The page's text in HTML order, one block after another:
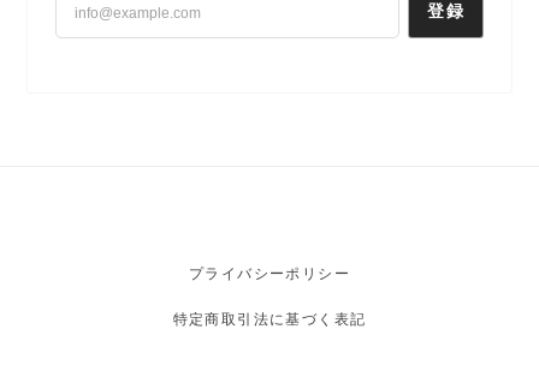
登録
プライバシーポリシー
特定商取引法に基づく表記